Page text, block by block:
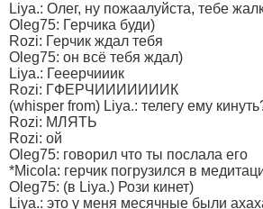
Liya.: Олег, ну пожаалуйста, тебе
Oleg75: Герчика буди)
Rozi: Герчик ждал тебя
Oleg75: он всё тебя ждал)
Liya.: Гееерчииик
Rozi: ГФЕРЧИИИИИИИК
(whisper from) Liya.: телегу ему
Rozi: МЛЯТЬ
Rozi: ой
Oleg75: говорил что ты послала его
*Micola: герчик погрузился в
Oleg75: (в Liya.) Рози кинет)
Liya.: это у меня месячные были